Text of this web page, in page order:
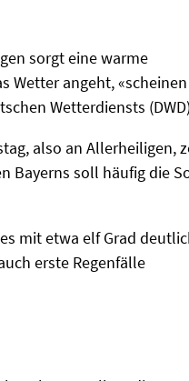
sorgt eine warme
Wetter angeht,
Wetterdiensts
also an Allerheiligen,
Bayerns soll häufig die
mit etwa elf Grad
erste Regenfälle